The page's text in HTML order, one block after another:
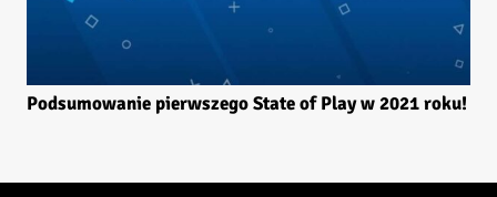
Podsumowanie pierwszego State of Play w 2021 roku!